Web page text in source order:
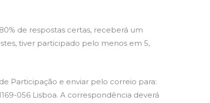
de respostas certas, receberá um
tiver participado pelo menos em 5,
Participação e enviar pelo correio para:
056 Lisboa. A correspondência deverá